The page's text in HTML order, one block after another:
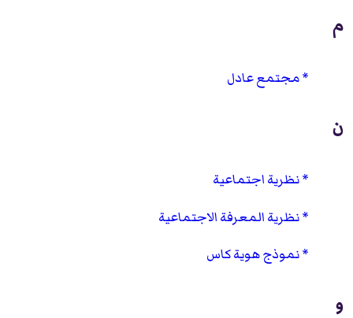
م
مجتمع عادل
ن
نظرية اجتماعية
نظرية المعرفة الاجتماعية
نموذج هوية كاس
و